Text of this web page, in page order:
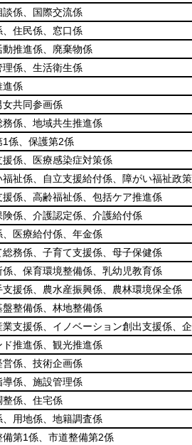
談係、国際交流係
、住民係、窓口係
動推進係、廃棄物係
理係、生活衛生係
進係
女共同参画係
務係、地域共生推進係
1係、保護第2係
援係、医療感染症対策係
福祉係、自立支援給付係、障がい福祉政
援係、高齢福祉係、包括ケア推進係
険係、介護認定係、介護給付係
、医療給付係、年金係
総務係、子育て支援係、母子保健係
係、保育環境整備係、乳幼児教育係
支援係、農水産振興係、農林環境保全係
盤整備係、林地整備係
業支援係、イノベーション創出支援係、
ド推進係、観光推進係
営係、技術企画係
導係、施設管理係
整係、住宅係
、用地係、地籍調査係
備第1係、市道整備第2係